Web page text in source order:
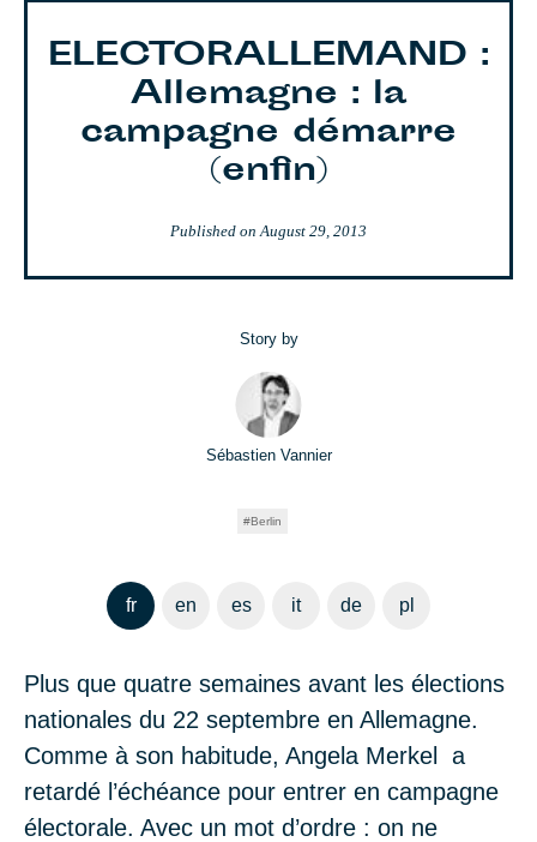
ELECTORALLEMAND :
Allemagne : la
campagne démarre
(enfin)
Published on August 29, 2013
Story by
Sébastien Vannier
Berlin
fr en es it de pl
Plus que quatre semaines avant les élections
nationales du 22 septembre en Allemagne.
Comme à son habitude, Angela Merkel a
retardé l’échéance pour entrer en campagne
électorale. Avec un mot d’ordre : on ne